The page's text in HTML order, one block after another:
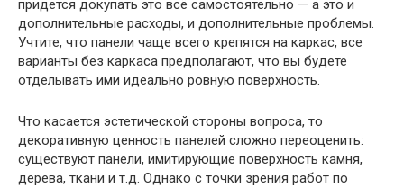
придется докупать это всё самостоятельно — а это и
дополнительные расходы, и дополнительные проблемы.
Учтите, что панели чаще всего крепятся на каркас, все
варианты без каркаса предполагают, что вы будете
отделывать ими идеально ровную поверхность.
Что касается эстетической стороны вопроса, то
декоративную ценность панелей сложно переоценить:
существуют панели, имитирующие поверхность камня,
дерева, ткани и т.д. Однако с точки зрения работ по